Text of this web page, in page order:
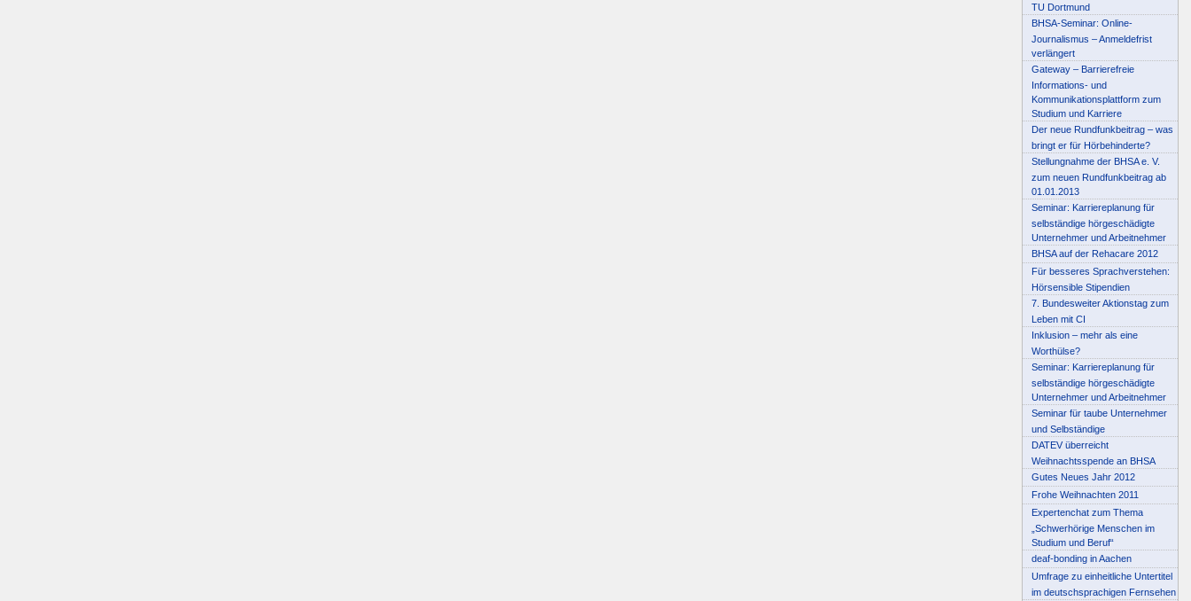
TU Dortmund
BHSA-Seminar: Online-
Journalismus – Anmeldefrist
verlängert
Gateway – Barrierefreie
Informations- und
Kommunikationsplattform zum
Studium und Karriere
Der neue Rundfunkbeitrag – was
bringt er für Hörbehinderte?
Stellungnahme der BHSA e. V.
zum neuen Rundfunkbeitrag ab
01.01.2013
Seminar: Karriereplanung für
selbständige hörgeschädigte
Unternehmer und Arbeitnehmer
BHSA auf der Rehacare 2012
Für besseres Sprachverstehen:
Hörsensible Stipendien
7. Bundesweiter Aktionstag zum
Leben mit CI
Inklusion – mehr als eine
Worthülse?
Seminar: Karriereplanung für
selbständige hörgeschädigte
Unternehmer und Arbeitnehmer
Seminar für taube Unternehmer
und Selbständige
DATEV überreicht
Weihnachtsspende an BHSA
Gutes Neues Jahr 2012
Frohe Weihnachten 2011
Expertenchat zum Thema
„Schwerhörige Menschen im
Studium und Beruf“
deaf-bonding in Aachen
Umfrage zu einheitliche Untertitel
im deutschsprachigen Fernsehen